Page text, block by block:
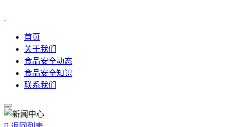
首页
关于我们
食品安全动态
食品安全知识
联系我们